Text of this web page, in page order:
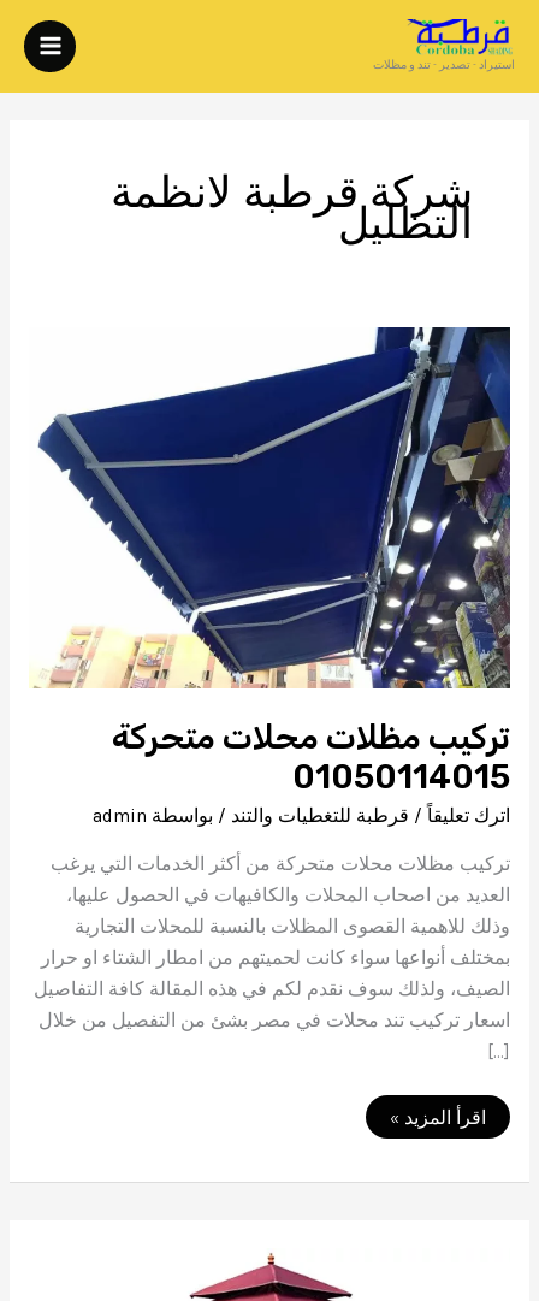
تخطي
المحتوى
استيراد - تصدير - تند و مظلات
شركة قرطبة لانظمة
التظليل
تركيب مظلات محلات متحركة
01050114015
اترك تعليقاً / قرطبة للتغطيات والتند / بواسطة admin
تركيب مظلات محلات متحركة من أكثر الخدمات التي يرغب
العديد من اصحاب المحلات والكافيهات في الحصول عليها،
وذلك للاهمية القصوى المظلات بالنسبة للمحلات التجارية
بمختلف أنواعها سواء كانت لحميتهم من امطار الشتاء او حرار
الصيف، ولذلك سوف نقدم لكم في هذه المقالة كافة التفاصيل
اسعار تركيب تند محلات في مصر بشئ من التفصيل من خلال
[…]
تركيب
مظلات
اقرأ المزيد »